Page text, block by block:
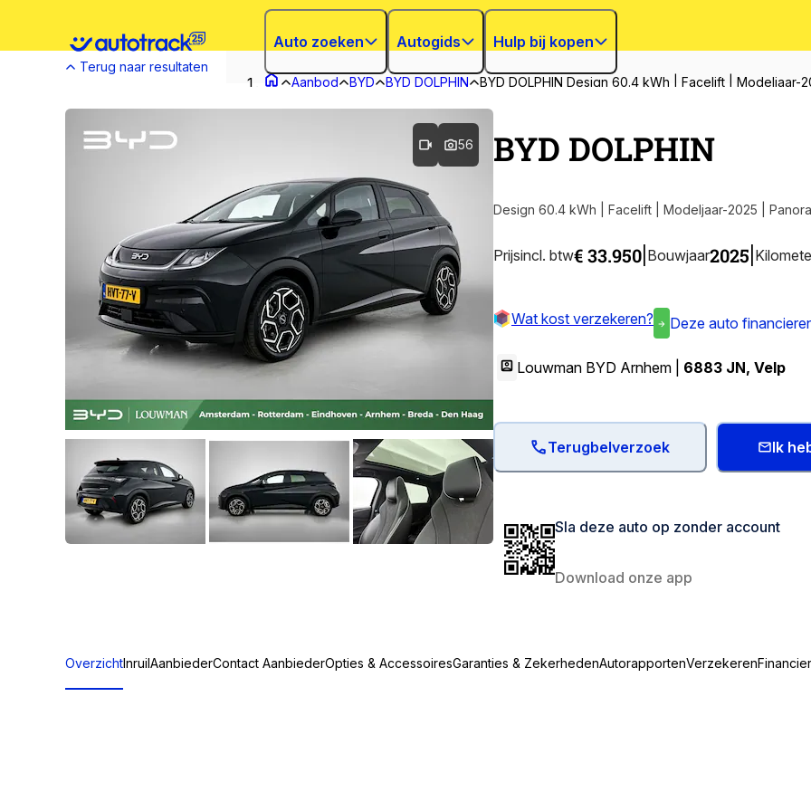
Auto zoeken Autogids Hulp bij kopen
Terug naar resultaten
Aanbod
BYD BYD DOLPHIN BYD DOLPHIN Design 60.4 kWh | Facelift | Modeljaar-
56 BYD DOLPHIN
Design 60.4 kWh | Facelift | Modeljaar-2025 |
Prijsincl. btw€ 33.950 Bouwjaar2025
Wat kost verzekeren? Deze auto
Louwman BYD Arnhem | 6883 JN, Velp
Ik
Terugbelverzoek
Sla deze auto op zonder account
Download onze app
OverzichtInruilAanbiederContact AanbiederOpties & AccessoiresGaranties & ZekerhedenAutorapportenVerzekeren